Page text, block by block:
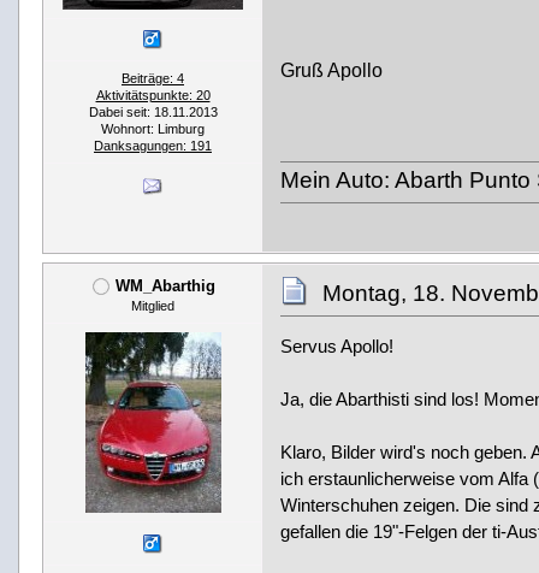
Beiträge: 4
Aktivitätspunkte: 20
Dabei seit: 18.11.2013
Wohnort: Limburg
Danksagungen: 191
Gruß Apollo
Mein Auto: Abarth Punto
WM_Abarthig
Mitglied Montag, 18.
Servus Apollo!
Ja, die Abarthisti sind los!
Klaro, Bilder wird's noch geben.
ich erstaunlicherweise vom Alfa
Winterschuhen zeigen. Die sind
gefallen die 19"-Felgen der ti-